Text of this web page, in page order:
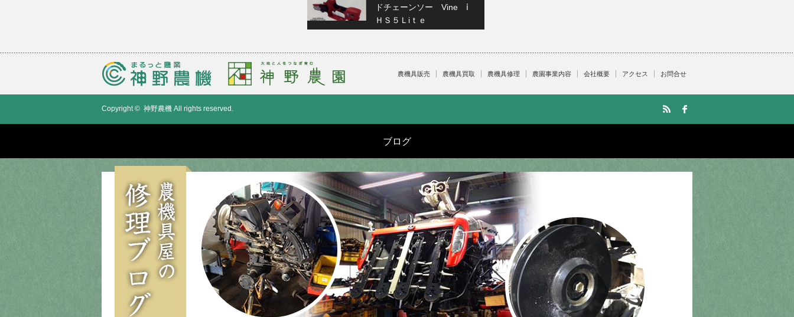
ドチェーンソー Vine ⅰ
ＨＳ５Ｌiｔｅ
農機具販売 農機具買取 農機具修理 農園事業内容 会社概要 アクセス お問合せ
RSS
Copyright © 神野農機 All rights reserved.
ブログ